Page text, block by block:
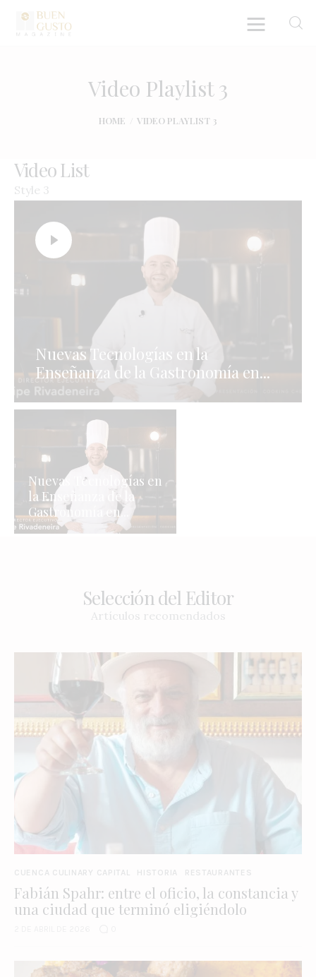
Video Playlist 3
HOME VIDEO PLAYLIST 3
Entrevistas
Video List
Style 3
Nuevas Tecnologías en la
Enseñanza de la Gastronomía en...
Nuevas Tecnologías en
la Enseñanza de la
Gastronomía en...
Selección del Editor
Artículos recomendados
CUENCA CULINARY CAPITAL HISTORIA RESTAURANTES
Fabián Spahr: entre el oficio, la constancia y
una ciudad que terminó eligiéndolo